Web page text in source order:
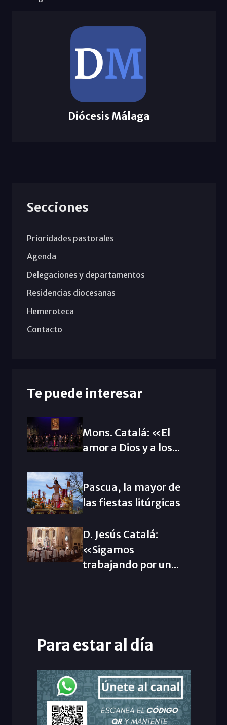
Diócesis Málaga
Secciones
Prioridades pastorales
Agenda
Delegaciones y departamentos
Residencias diocesanas
Hemeroteca
Contacto
Te puede interesar
Mons. Catalá: «El
amor a Dios y a los...
Pascua, la mayor de
las fiestas litúrgicas
D. Jesús Catalá:
«Sigamos
trabajando por un...
Para estar al día